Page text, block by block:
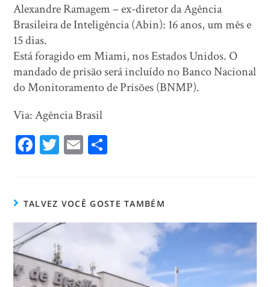
Alexandre Ramagem – ex-diretor da Agência
Brasileira de Inteligência (Abin): 16 anos, um mês e
15 dias.
Está foragido em Miami, nos Estados Unidos. O
mandado de prisão será incluído no Banco Nacional
do Monitoramento de Prisões (BNMP).
Via: Agência Brasil
Fa
ok
T
er
E
TALVEZ VOCÊ GOSTE TAMBÉM